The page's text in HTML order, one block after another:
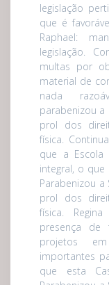
legislação
que é
Raphael:
legislação.
multas por
material de
nada
parabenizou a
prol dos
física.
que a Escola
integral, o
Parabenizou a
prol dos
física.
presença de
projetos
importantes
que esta